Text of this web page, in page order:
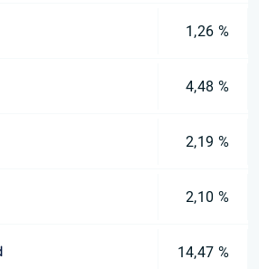
1,26 %
4,48 %
2,19 %
2,10 %
14,47 %